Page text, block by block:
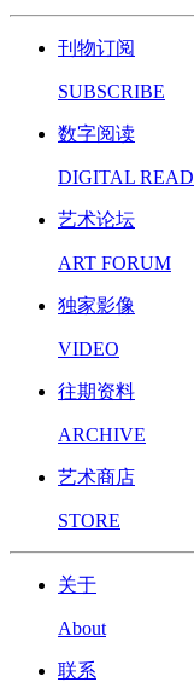
刊物订阅
SUBSCRIBE
数字阅读
DIGITAL READ
艺术论坛
ART FORUM
独家影像
VIDEO
往期资料
ARCHIVE
艺术商店
STORE
关于
About
联系